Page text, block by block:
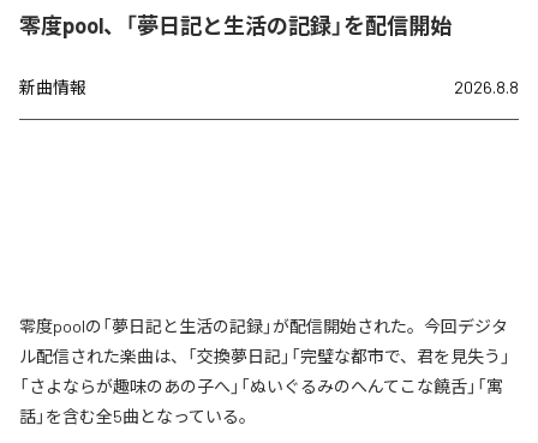
零度pool、「夢日記と生活の記録」を配信開始
新曲情報 2026.8.8
零度poolの「夢日記と生活の記録」が配信開始された。今回デジタ
ル配信された楽曲は、「交換夢日記」「完璧な都市で、君を見失う」
「さよならが趣味のあの子へ」「ぬいぐるみのへんてこな饒舌」「寓
話」を含む全5曲となっている。